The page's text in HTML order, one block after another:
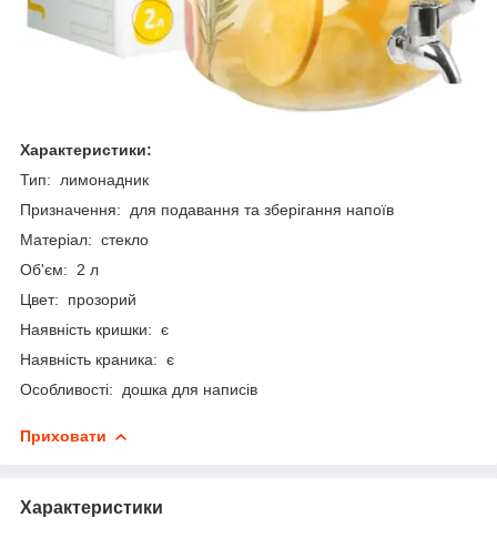
Характеристики:
Тип: лимонадник
Призначення: для подавання та зберігання напоїв
Матеріал: стекло
Об'єм: 2 л
Цвет: прозорий
Наявність кришки: є
Наявність краника: є
Особливості: дошка для написів
Приховати
Характеристики